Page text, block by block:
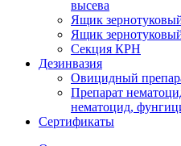
высева
Ящик
Ящик
Секция КРН
Дезинвазия
Овицидный
Препарат
нематоцид,
Сертификаты